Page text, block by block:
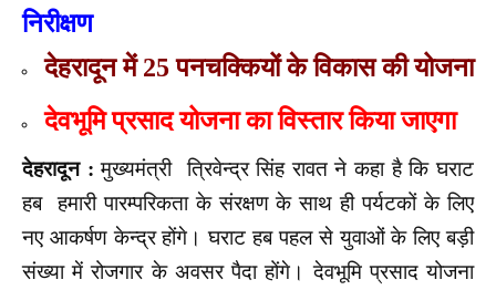
निरीक्षण
देहरादून में 25 पनचक्कियों के विकास की योजना
देवभूमि प्रसाद योजना का विस्तार किया जाएगा
देहरादून : मुख्यमंत्री त्रिवेन्द्र सिंह रावत ने कहा है कि घराट
हब हमारी पारम्परिकता के संरक्षण के साथ ही पर्यटकों के लिए
नए आकर्षण केन्द्र होंगे। घराट हब पहल से युवाओं के लिए बड़ी
संख्या में रोजगार के अवसर पैदा होंगे। देवभूमि प्रसाद योजना